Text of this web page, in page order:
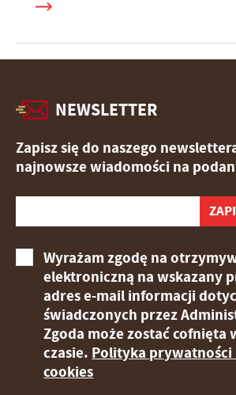
NEWSLETTER
Zapisz się do naszego
najnowsze wiadomości na
Wyrażam zgodę na
elektroniczną na wskazany
adres e-mail informacji
świadczonych przez
Zgoda może zostać cofnięta
czasie. Polityka
cookies